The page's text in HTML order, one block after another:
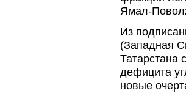
Ямал-
Из
(Западная
Татарстана
дефицита
новые